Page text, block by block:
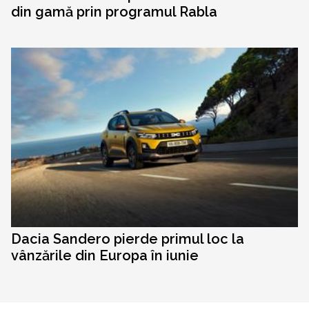
din gamă prin programul Rabla
Dacia Sandero pierde primul loc la
vânzările din Europa în iunie